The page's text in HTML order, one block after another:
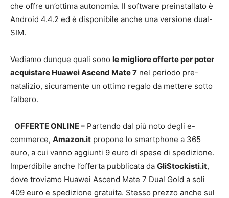
che offre un’ottima autonomia. Il software preinstallato è
Android 4.4.2 ed è disponibile anche una versione dual-
SIM.
Vediamo dunque quali sono le migliore offerte per poter
acquistare Huawei Ascend Mate 7 nel periodo pre-
natalizio, sicuramente un ottimo regalo da mettere sotto
l’albero.
OFFERTE ONLINE – Partendo dal più noto degli e-
commerce, Amazon.it propone lo smartphone a 365
euro, a cui vanno aggiunti 9 euro di spese di spedizione.
Imperdibile anche l’offerta pubblicata da GliStockisti.it,
dove troviamo Huawei Ascend Mate 7 Dual Gold a soli
409 euro e spedizione gratuita. Stesso prezzo anche sul